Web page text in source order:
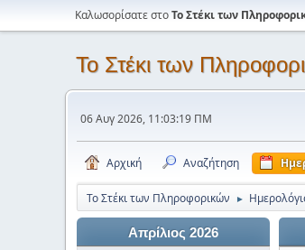
Καλωσορίσατε στοΤο Στέκι των
Το Στέκι των
06 Αυγ 2026, 11:03:19 ΠΜ
Αρχική Αναζήτηση
Το Στέκι των Πληροφορικών ►
Απρίλιος 2026